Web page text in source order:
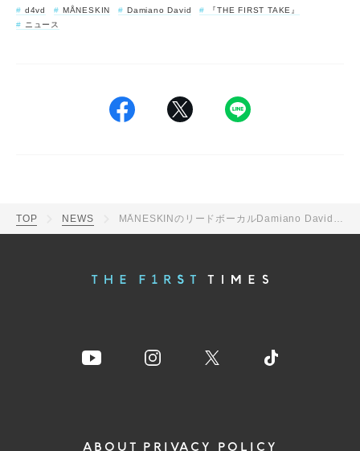
d4vd MÅNESKIN Damiano David
『THE FIRST TAKE』
ニュース
TOP NEWS MÅNESKINのリードボーカルDamiano Davidが『THE FIRST TAKE』再登場！d4vdとバラード「Tangerine」を披露
ABOUT PRIVACY POLICY